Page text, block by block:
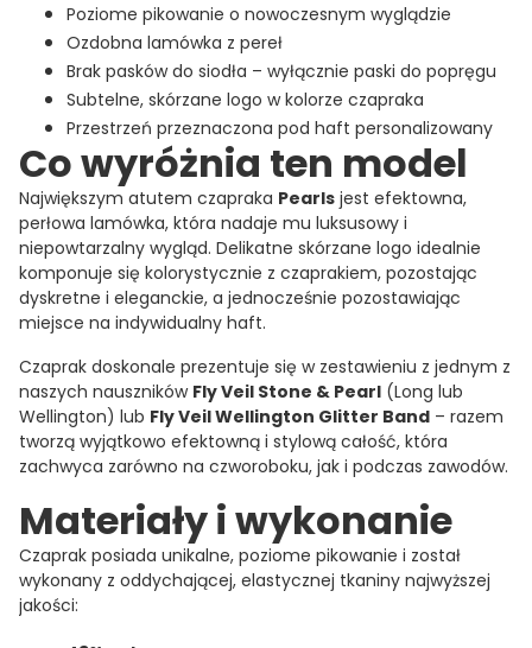
Poziome pikowanie o nowoczesnym wyglądzie
Ozdobna lamówka z pereł
Brak pasków do siodła – wyłącznie paski do popręgu
Subtelne, skórzane logo w kolorze czapraka
Przestrzeń przeznaczona pod haft personalizowany
Co wyróżnia ten model
Największym atutem czapraka Pearls jest efektowna,
perłowa lamówka, która nadaje mu luksusowy i
niepowtarzalny wygląd. Delikatne skórzane logo idealnie
komponuje się kolorystycznie z czaprakiem, pozostając
dyskretne i eleganckie, a jednocześnie pozostawiając
miejsce na indywidualny haft.
Czaprak doskonale prezentuje się w zestawieniu z jednym z
naszych nauszników Fly Veil Stone & Pearl (Long lub
Wellington) lub Fly Veil Wellington Glitter Band – razem
tworzą wyjątkowo efektowną i stylową całość, która
zachwyca zarówno na czworoboku, jak i podczas zawodów.
Materiały i wykonanie
Czaprak posiada unikalne, poziome pikowanie i został
wykonany z oddychającej, elastycznej tkaniny najwyższej
jakości: